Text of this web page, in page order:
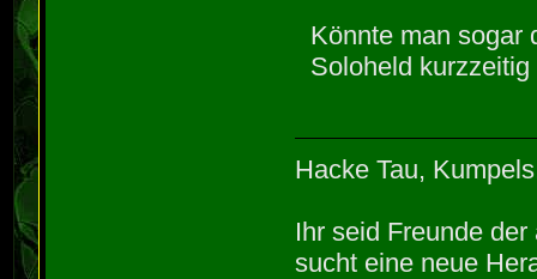
Könnte man sogar
Soloheld
Hacke Tau,
Ihr seid Freunde
sucht eine neue